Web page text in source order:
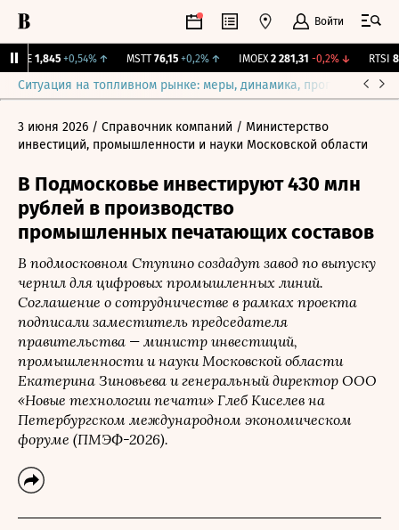
Войти
1,845 +0,54%↑ MSTT 76,15 +0,2%↑ IMOEX 2 281,31 -0,2%↓ RTSI
Ситуация на топливном рынке: меры, динамика, прогнозы
3 июня 2026 / Справочник компаний / Министерство
инвестиций, промышленности и науки Московской области
В Подмосковье инвестируют 430 млн
рублей в производство
промышленных печатающих составов
В подмосковном Ступино создадут завод по выпуску
чернил для цифровых промышленных линий.
Соглашение о сотрудничестве в рамках проекта
подписали заместитель председателя
правительства — министр инвестиций,
промышленности и науки Московской области
Екатерина Зиновьева и генеральный директор ООО
«Новые технологии печати» Глеб Киселев на
Петербургском международном экономическом
форуме (ПМЭФ-2026).